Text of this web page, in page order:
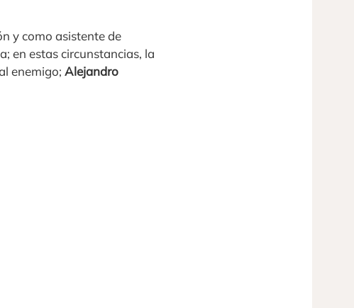
y como asistente de
en estas circunstancias, la
enemigo; Alejandro